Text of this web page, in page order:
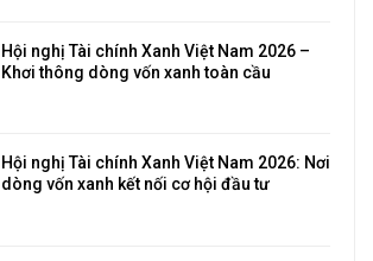
Hội nghị Tài chính Xanh Việt Nam 2026 –
Khơi thông dòng vốn xanh toàn cầu
Hội nghị Tài chính Xanh Việt Nam 2026: Nơi
dòng vốn xanh kết nối cơ hội đầu tư